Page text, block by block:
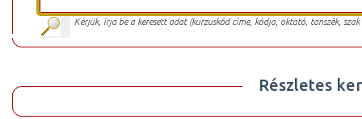
Kérjük, írja be a keresett adat (kurzuskód címe, kódja, oktató, tanszék,
Részletes